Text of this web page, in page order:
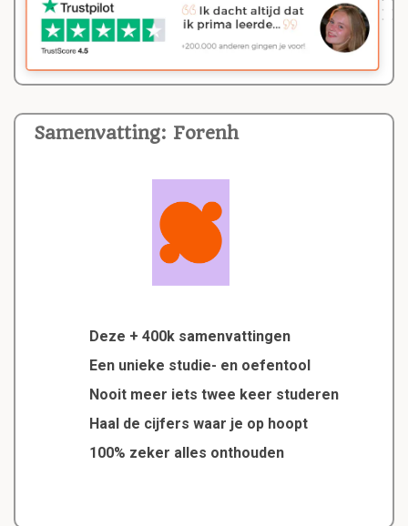
Samenvatting: Forenh
Deze + 400k samenvattingen
Een unieke studie- en oefentool
Nooit meer iets twee keer studeren
Haal de cijfers waar je op hoopt
100% zeker alles onthouden